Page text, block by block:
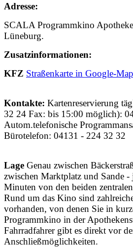
Adresse:
SCALA Programmkino
Lüneburg.
Zusatzinformationen:
KFZ Straßenkarte in Google-
Kontakte: Kartenreservierung
32 24 Fax: bis 15:00 möglich):
Autom.telefonische
Bürotelefon: 04131 - 224 32 32
Lage Genau zwischen
zwischen Marktplatz und Sande
Minuten von den beiden
Rund um das Kino sind
vorhanden, von denen Sie in
Programmkino in der
Fahrradfahrer gibt es direkt vor
Anschließmöglichkeiten.